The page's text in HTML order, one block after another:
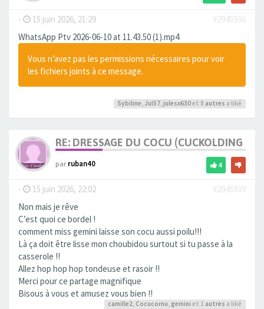
- 15 juin 2026, 21:29
#2945936
WhatsApp Ptv 2026-06-10 at 11.43.50 (1).mp4
Vous n’avez pas les permissions nécessaires pour voir
les fichiers joints à ce message.
Sybiline Jul57 julesx630et 8 autres a liké
RE: DRESSAGE DU COCU (CUCKOLDING
parruban40 4
- 15 juin 2026, 22:02
#2945939
Non mais je rêve
C’est quoi ce bordel !
comment miss gemini laisse son cocu aussi poilu!!!
Là ça doit être lisse mon choubidou surtout si tu passe à la
casserole !!
Allez hop hop hop tondeuse et rasoir !!
Merci pour ce partage magnifique
Bisous à vous et amusez vous bien !!
camille2, Cocucornu, gemini et 1 autres a liké